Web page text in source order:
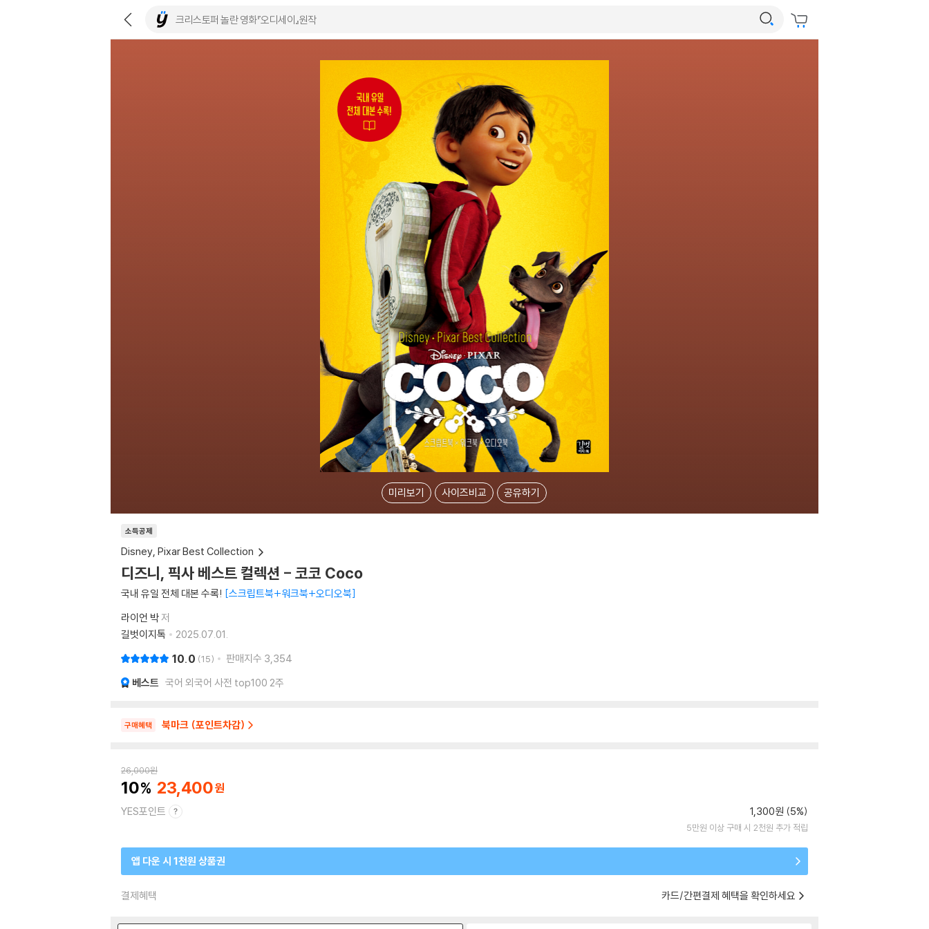
미리보기 사이즈비교 공유하기
소득공제
Disney, Pixar Best Collection
디즈니, 픽사 베스트 컬렉션 - 코코 Coco
국내 유일 전체 대본 수록! 스크립트북+워크북+오디오북
라이언 박저
길벗이지톡
2025.07.01.
10.0 15 판매지수 3,354
베스트 국어 외국어 사전 top100 2주
구매혜택 북마크 (포인트차감)
26,000원
10 23,400
YES포인트 1,300원 (5%)
5만원 이상 구매 시 2천원 추가 적립
앱 다운 시 1천원 상품권
결제혜택 카드/간편결제 혜택을 확인하세요